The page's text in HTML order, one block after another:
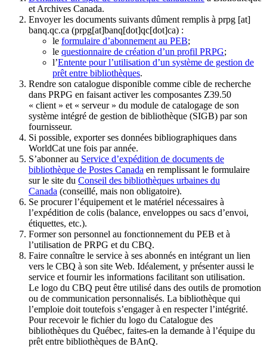
et Archives Canada.
Envoyer les documents suivants dûment remplis à prpg [at]
banq.qc.ca (prpg[at]banq[dot]qc[dot]ca) :
le formulaire d’abonnement au PEB;
le questionnaire de création d’un profil PRPG;
l’Entente pour l’utilisation d’un système de gestion de
prêt entre bibliothèques.
Rendre son catalogue disponible comme cible de recherche
dans PRPG en faisant activer les composantes Z39.50
« client » et « serveur » du module de catalogage de son
système intégré de gestion de bibliothèque (SIGB) par son
fournisseur.
Si possible, exporter ses données bibliographiques dans
WorldCat une fois par année.
S’abonner au Service d’expédition de documents de
bibliothèque de Postes Canada en remplissant le formulaire
sur le site du Conseil des bibliothèques urbaines du
Canada (conseillé, mais non obligatoire).
Se procurer l’équipement et le matériel nécessaires à
l’expédition de colis (balance, enveloppes ou sacs d’envoi,
étiquettes, etc.).
Former son personnel au fonctionnement du PEB et à
l’utilisation de PRPG et du CBQ.
Faire connaître le service à ses abonnés en intégrant un lien
vers le CBQ à son site Web. Idéalement, y présenter aussi le
service et fournir les informations facilitant son utilisation.
Le logo du CBQ peut être utilisé dans des outils de promotion
ou de communication personnalisés. La bibliothèque qui
l’emploie doit toutefois s’engager à en respecter l’intégrité.
Pour recevoir le fichier du logo du Catalogue des
bibliothèques du Québec, faites-en la demande à l’équipe du
prêt entre bibliothèques de BAnQ.